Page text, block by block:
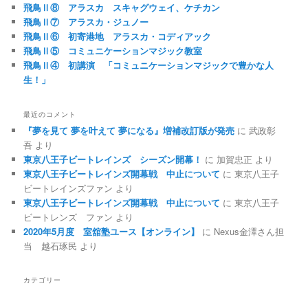
飛鳥Ⅱ⑧ アラスカ スキャグウェイ、ケチカン
飛鳥Ⅱ⑦ アラスカ・ジュノー
飛鳥Ⅱ⑥ 初寄港地 アラスカ・コディアック
飛鳥Ⅱ⑤ コミュニケーションマジック教室
飛鳥Ⅱ④ 初講演 「コミュニケーションマジックで豊かな人
生！」
最近のコメント
『夢を見て 夢を叶えて 夢になる』増補改訂版が発売 に武政彰
吾 より
東京八王子ビートレインズ シーズン開幕！ に 加賀忠正 より
東京八王子ビートレインズ開幕戦 中止について に東京八王子
ビートレインズファン より
東京八王子ビートレインズ開幕戦 中止について に東京八王子
ビートレンズ ファン より
2020年5月度 室舘塾ユース【オンライン】
に Nexus金澤さん担
当 越石琢民 より
カテゴリー